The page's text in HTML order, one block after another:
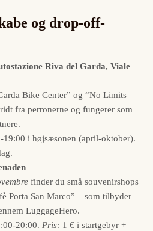
og drop-off-
Riva del Garda, Viale
Bike Center” og “No Limits
fra perronerne og fungerer som
19:00 i højsæsonen (april-oktober).
finder du små souvenirshops
Porta San Marco” – som tilbyder
LuggageHero.
20:00. Pris: 1 € i startgebyr +